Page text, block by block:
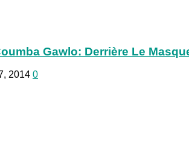
Gawlo: Derrière Le
2014 0